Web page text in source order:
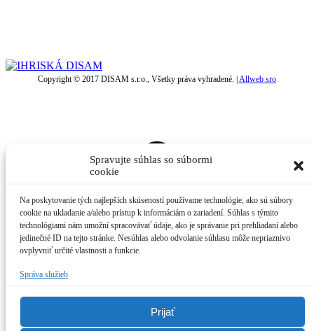
Spravujte súhlas so súbormi
cookie
Na poskytovanie tých najlepších skúseností používame technológie, ako sú súbory
cookie na ukladanie a/alebo prístup k informáciám o zariadení. Súhlas s týmito
technológiami nám umožní spracovávať údaje, ako je správanie pri prehliadaní alebo
jedinečné ID na tejto stránke. Nesúhlas alebo odvolanie súhlasu môže nepriaznivo
ovplyvniť určité vlastnosti a funkcie.
Správa služieb
Prijať
Copyright © 2017 DISAM s.r.o., Všetky práva vyhradené. |Allweb sro